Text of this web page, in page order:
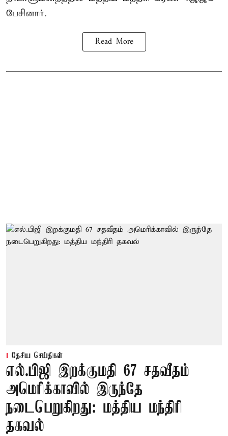
பேசினார்.
Read More
தேசிய செய்திகள்
எல்.பிஜி இறக்குமதி 67 சதவீதம்
அமெரிக்காவில் இருந்தே
நடைபெறுகிறது: மத்திய மந்திரி
தகவல்